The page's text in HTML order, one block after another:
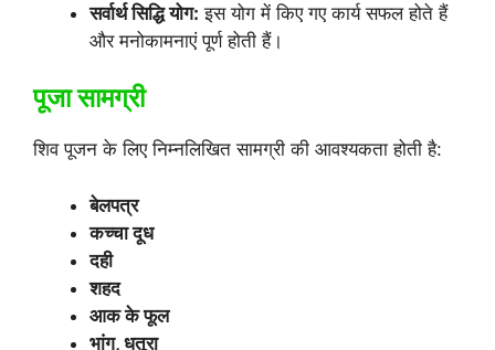
सर्वार्थ सिद्धि योग: इस योग में किए गए कार्य सफल होते हैं
और मनोकामनाएं पूर्ण होती हैं।
पूजा सामग्री
शिव पूजन के लिए निम्नलिखित सामग्री की आवश्यकता होती है:
बेलपत्र
कच्चा दूध
दही
शहद
आक के फूल
भांग, धतूरा